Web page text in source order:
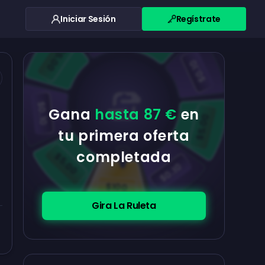
Iniciar Sesión Regístrate
Gana hasta 87 € en
tu primera oferta
completada
Gira La Ruleta
$100
$5.00
$0.10
$5.00
$0.10 $5.00
$5.00